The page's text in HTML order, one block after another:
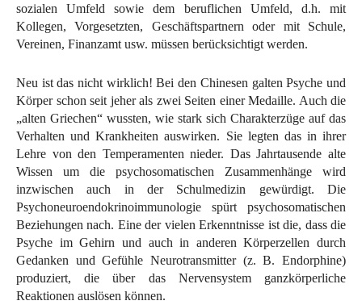
sozialen Umfeld sowie dem beruflichen Umfeld, d.h. mit
Kollegen, Vorgesetzten, Geschäftspartnern oder mit Schule,
Vereinen, Finanzamt usw. müssen berücksichtigt werden.
Neu ist das nicht wirklich! Bei den Chinesen galten Psyche und
Körper schon seit jeher als zwei Seiten einer Medaille. Auch die
„alten Griechen“ wussten, wie stark sich Charakterzüge auf das
Verhalten und Krankheiten auswirken. Sie legten das in ihrer
Lehre von den Temperamenten nieder. Das Jahrtausende alte
Wissen um die psychosomatischen Zusammenhänge wird
inzwischen auch in der Schulmedizin gewürdigt. Die
Psychoneuroendokrinoimmunologie spürt psychosomatischen
Beziehungen nach. Eine der vielen Erkenntnisse ist die, dass die
Psyche im Gehirn und auch in anderen Körperzellen durch
Gedanken und Gefühle Neurotransmitter (z. B. Endorphine)
produziert, die über das Nervensystem ganzkörperliche
Reaktionen auslösen können.